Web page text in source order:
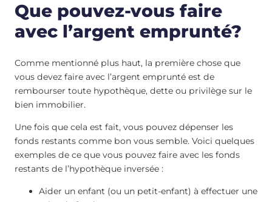
Que pouvez-vous faire
avec l’argent emprunté?
Comme mentionné plus haut, la première chose que
vous devez faire avec l’argent emprunté est de
rembourser toute hypothèque, dette ou privilège sur le
bien immobilier.
Une fois que cela est fait, vous pouvez dépenser les
fonds restants comme bon vous semble. Voici quelques
exemples de ce que vous pouvez faire avec les fonds
restants de l’hypothèque inversée :
Aider un enfant (ou un petit-enfant) à effectuer une